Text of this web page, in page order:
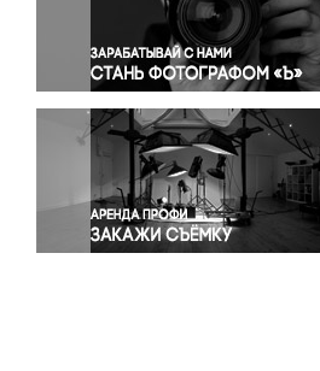
Правосудие
Происшествия и конфликты
Религия
Светская жизнь
Спорт
Экология
Экономика и бизнес